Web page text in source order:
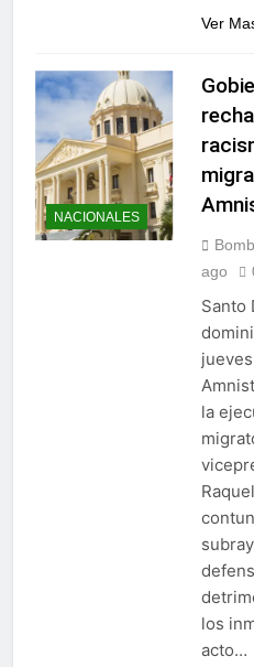
Ver
NACIONALES
ago
Santo
la
los
acto…